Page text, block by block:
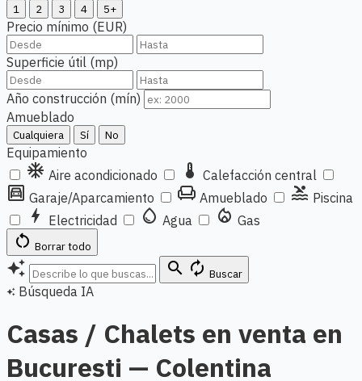
1 2 3 4 5+
Precio mínimo (EUR)
Superficie útil (mp)
Año construcción (mín)
Amueblado
Cualquiera Sí No
Equipamiento
ac_unit Aire acondicionado thermostat Calefacción central
garage Garaje/Aparcamiento chair Amueblado pool Piscina
bolt Electricidad water_drop Agua local_fire_department Gas
restart_alt Borrar todo
auto_awesome search autorenew Buscar
auto_awesome Búsqueda IA
Casas / Chalets en venta en
Bucuresti — Colentina